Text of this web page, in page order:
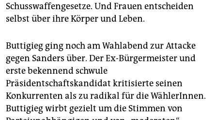
Schusswaffengesetze. Und Frauen entscheiden
selbst über ihre Körper und Leben.
Buttigieg ging noch am Wahlabend zur Attacke
gegen Sanders über. Der Ex-Bürgermeister und
erste bekennend schwule
Präsidentschaftskandidat kritisierte seinen
Konkurrenten als zu radikal für die WählerInnen.
Buttigieg wirbt gezielt um die Stimmen von